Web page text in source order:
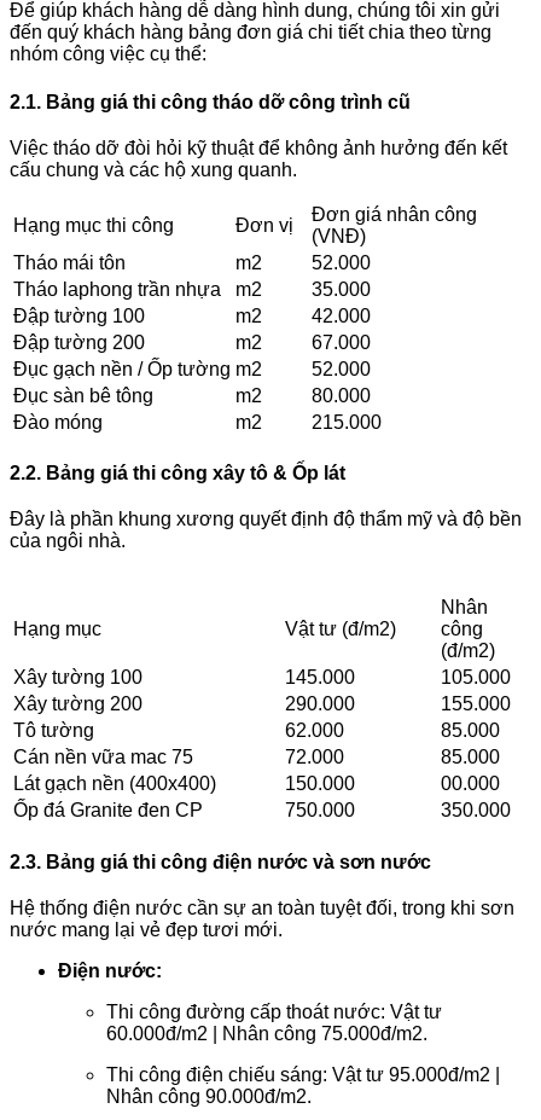
Để giúp khách hàng dễ dàng hình dung, chúng tôi xin gửi
đến quý khách hàng bảng đơn giá chi tiết chia theo từng
nhóm công việc cụ thể:
2.1. Bảng giá thi công tháo dỡ công trình cũ
Việc tháo dỡ đòi hỏi kỹ thuật để không ảnh hưởng đến kết
cấu chung và các hộ xung quanh.
Hạng mục thi công Đơn vị
Đơn giá nhân công
(VNĐ)
Tháo mái tôn
m2
52.000
Tháo laphong trần nhựa
m2
35.000
Đập tường 100
m2
42.000
Đập tường 200
m2
67.000
Đục gạch nền / Ốp tường m2
52.000
Đục sàn bê tông
m2
80.000
Đào móng
m2 215.000
2.2. Bảng giá thi công xây tô & Ốp lát
Đây là phần khung xương quyết định độ thẩm mỹ và độ bền
của ngôi nhà.
Hạng mục Vật tư (đ/m2)
Nhân
công
(đ/m2)
Xây tường 100
145.000
105.000
Xây tường 200
290.000
155.000
Tô tường
62.000
85.000
Cán nền vữa mac 75
72.000
85.000
Lát gạch nền (400x400)
150.000
00.000
Ốp đá Granite đen CP
750.000 350.000
2.3. Bảng giá thi công điện nước và sơn nước
Hệ thống điện nước cần sự an toàn tuyệt đối, trong khi sơn
nước mang lại vẻ đẹp tươi mới.
Điện nước:
Thi công đường cấp thoát nước: Vật tư
60.000đ/m2 | Nhân công 75.000đ/m2.
Thi công điện chiếu sáng: Vật tư 95.000đ/m2 |
Nhân công 90.000đ/m2.